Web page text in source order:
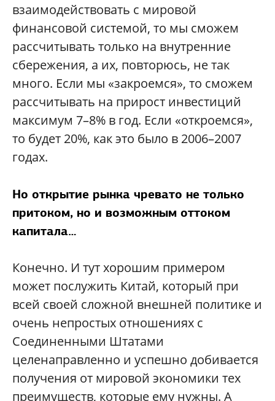
взаимодействовать с мировой
финансовой системой, то мы сможем
рассчитывать только на внутренние
сбережения, а их, повторюсь, не так
много. Если мы «закроемся», то сможем
рассчитывать на прирост инвестиций
максимум 7–8% в год. Если «откроемся»,
то будет 20%, как это было в 2006–2007
годах.
Но открытие рынка чревато не только
притоком, но и возможным оттоком
капитала…
Конечно. И тут хорошим примером
может послужить Китай, который при
всей своей сложной внешней политике и
очень непростых отношениях с
Соединенными Штатами
целенаправленно и успешно добивается
получения от мировой экономики тех
преимуществ, которые ему нужны. А